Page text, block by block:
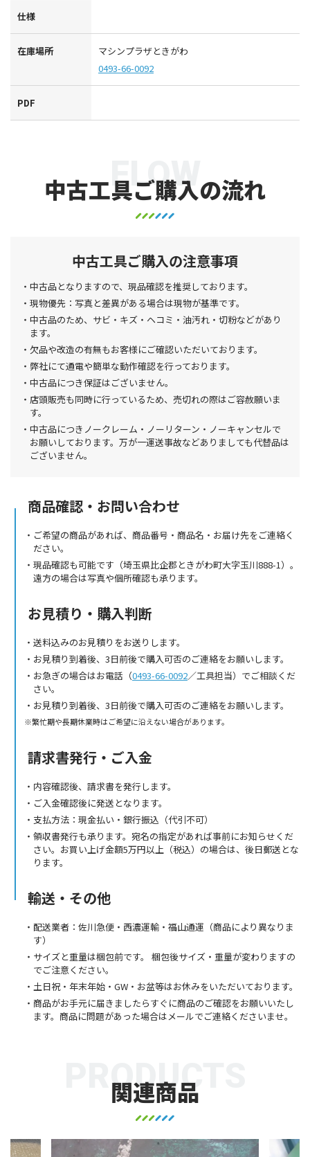
仕様
在庫場所
マシンプラザときがわ
0493-66-0092
PDF
中古工具ご購入の流れ
FLOW
中古工具ご購入の注意事項
中古品となりますので、現品確認を推奨しております。
現物優先：写真と差異がある場合は現物が基準です。
中古品のため、サビ・キズ・ヘコミ・油汚れ・切粉などがあり
ます。
欠品や改造の有無もお客様にご確認いただいております。
弊社にて通電や簡単な動作確認を行っております。
中古品につき保証はございません。
店頭販売も同時に行っているため、売切れの際はご容赦願いま
す。
中古品につきノークレーム・ノーリターン・ノーキャンセルで
お願いしております。万が一運送事故などありましても代替品は
ございません。
商品確認・お問い合わせ
ご希望の商品があれば、商品番号・商品名・お届け先をご連絡く
ださい。
現品確認も可能です（埼玉県比企郡ときがわ町大字玉川888-1）。
遠方の場合は写真や個所確認も承ります。
お見積り・購入判断
送料込みのお見積りをお送りします。
お見積り到着後、3日前後で購入可否のご連絡をお願いします。
お急ぎの場合はお電話（0493-66-0092／工具担当）でご相談くだ
さい。
お見積り到着後、3日前後で購入可否のご連絡をお願いします。
繁忙期や長期休業時はご希望に沿えない場合があります。
請求書発行・ご入金
内容確認後、請求書を発行します。
ご入金確認後に発送となります。
支払方法：現金払い・銀行振込（代引不可）
領収書発行も承ります。宛名の指定があれば事前にお知らせくだ
さい。お買い上げ金額5万円以上（税込）の場合は、後日郵送とな
ります。
輸送・その他
配送業者：佐川急便・西濃運輸・福山通運（商品により異なりま
す）
サイズと重量は梱包前です。 梱包後サイズ・重量が変わりますの
でご注意ください。
土日祝・年末年始・GW・お盆等はお休みをいただいております。
商品がお手元に届きましたらすぐに商品のご確認をお願いいたし
ます。商品に問題があった場合はメールでご連絡くださいませ。
関連商品
PRODUCTS